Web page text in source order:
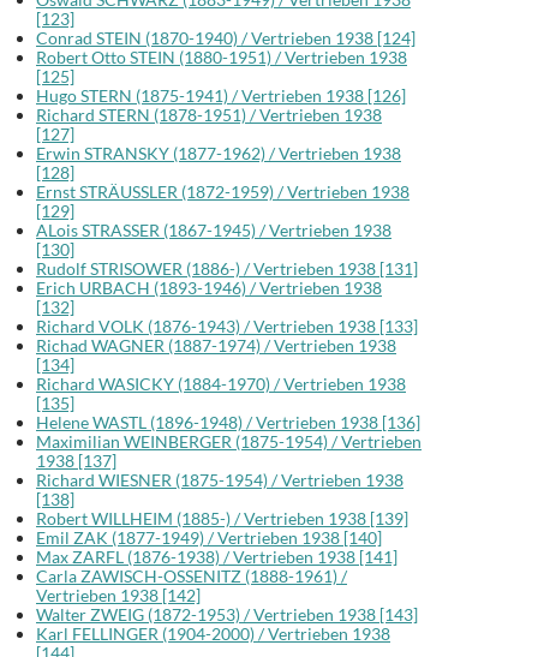
[123]
Conrad STEIN (1870-1940) / Vertrieben 1938 [124]
Robert Otto STEIN (1880-1951) / Vertrieben 1938
[125]
Hugo STERN (1875-1941) / Vertrieben 1938 [126]
Richard STERN (1878-1951) / Vertrieben 1938
[127]
Erwin STRANSKY (1877-1962) / Vertrieben 1938
[128]
Ernst STRÄUSSLER (1872-1959) / Vertrieben 1938
[129]
ALois STRASSER (1867-1945) / Vertrieben 1938
[130]
Rudolf STRISOWER (1886-) / Vertrieben 1938 [131]
Erich URBACH (1893-1946) / Vertrieben 1938
[132]
Richard VOLK (1876-1943) / Vertrieben 1938 [133]
Richad WAGNER (1887-1974) / Vertrieben 1938
[134]
Richard WASICKY (1884-1970) / Vertrieben 1938
[135]
Helene WASTL (1896-1948) / Vertrieben 1938 [136]
Maximilian WEINBERGER (1875-1954) / Vertrieben
1938 [137]
Richard WIESNER (1875-1954) / Vertrieben 1938
[138]
Robert WILLHEIM (1885-) / Vertrieben 1938 [139]
Emil ZAK (1877-1949) / Vertrieben 1938 [140]
Max ZARFL (1876-1938) / Vertrieben 1938 [141]
Carla ZAWISCH-OSSENITZ (1888-1961) /
Vertrieben 1938 [142]
Walter ZWEIG (1872-1953) / Vertrieben 1938 [143]
Karl FELLINGER (1904-2000) / Vertrieben 1938